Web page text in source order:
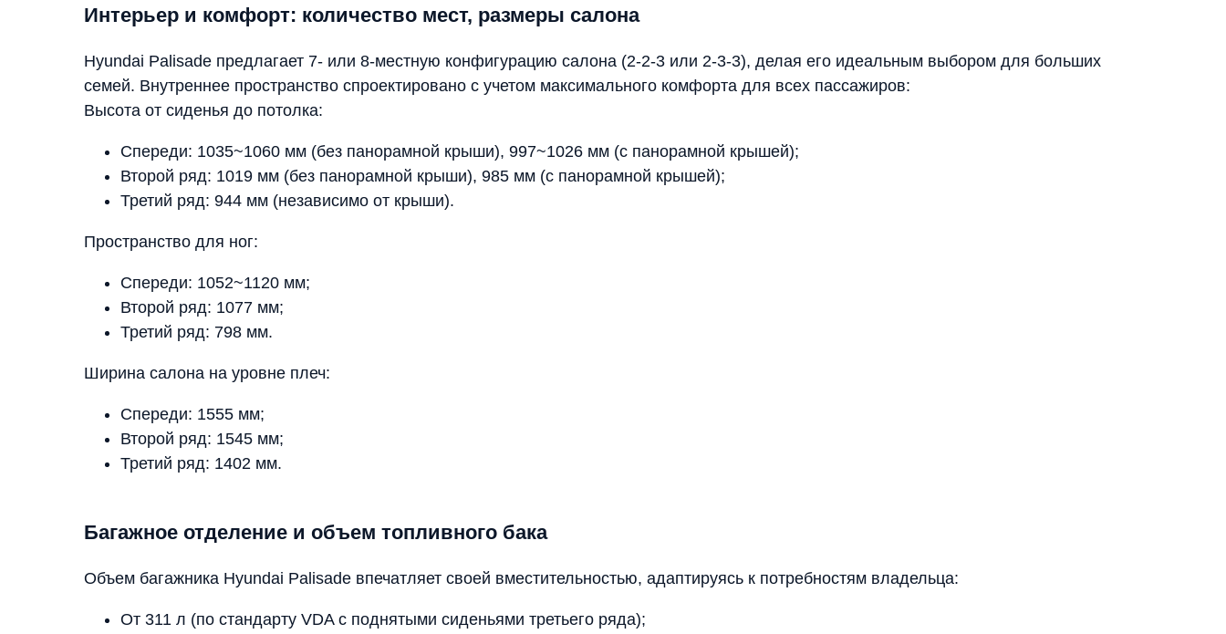
Интерьер и комфорт: количество мест, размеры салона
Hyundai Palisade предлагает 7- или 8-местную конфигурацию салона (2-2-3 или 2-3-3), делая его идеальным выбором для больших
семей. Внутреннее пространство спроектировано с учетом максимального комфорта для всех пассажиров:
Высота от сиденья до потолка:
Спереди: 1035~1060 мм (без панорамной крыши), 997~1026 мм (с панорамной крышей);
Второй ряд: 1019 мм (без панорамной крыши), 985 мм (с панорамной крышей);
Третий ряд: 944 мм (независимо от крыши).
Пространство для ног:
Спереди: 1052~1120 мм;
Второй ряд: 1077 мм;
Третий ряд: 798 мм.
Ширина салона на уровне плеч:
Спереди: 1555 мм;
Второй ряд: 1545 мм;
Третий ряд: 1402 мм.
Багажное отделение и объем топливного бака
Объем багажника Hyundai Palisade впечатляет своей вместительностью, адаптируясь к потребностям владельца:
От 311 л (по стандарту VDA с поднятыми сиденьями третьего ряда);